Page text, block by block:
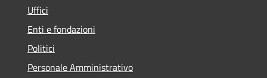
Uffici
Enti e fondazioni
Politici
Personale Amministrativo